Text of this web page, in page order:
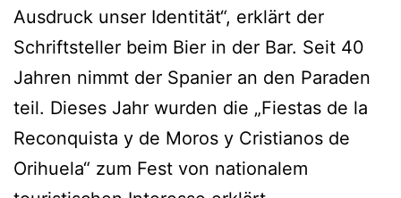
Ausdruck unser Identität“, erklärt der
Schriftsteller beim Bier in der Bar. Seit 40
Jahren nimmt der Spanier an den Paraden
teil. Dieses Jahr wurden die „Fiestas de la
Reconquista y de Moros y Cristianos de
Orihuela“ zum Fest von nationalem